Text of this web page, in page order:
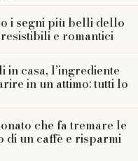
i segni più belli dello
e romantici
casa, l’ingrediente
in un attimo: tutti lo
che fa tremare le
di un caffè e risparmi